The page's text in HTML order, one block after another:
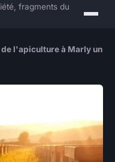
fragments du
l'apiculture à Marly un